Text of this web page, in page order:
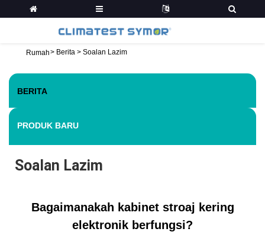
Rumah> Berita > Soalan Lazim
BERITA
PRODUK BARU
Soalan Lazim
Bagaimanakah kabinet stroaj kering
elektronik berfungsi?